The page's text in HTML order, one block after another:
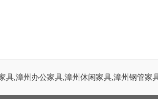
具,漳州办公家具,漳州休闲家具,漳州钢管家